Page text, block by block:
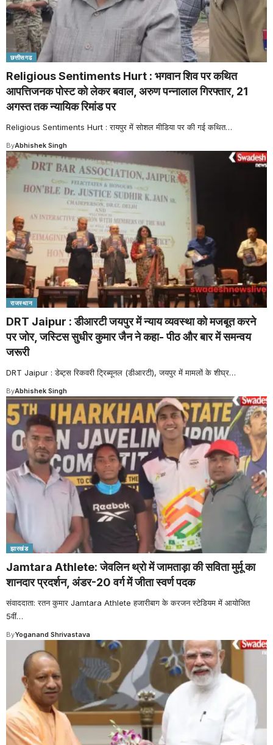
छत्तीसगढ
Religious Sentiments Hurt : भगवान शिव पर कथित
आपत्तिजनक पोस्ट को लेकर बवाल, अरुण पन्नालाल गिरफ्तार, 21
अगस्त तक न्यायिक रिमांड पर
Religious Sentiments Hurt : रायपुर में सोशल मीडिया पर की गई कथित…
ByAbhishek Singh
राजस्थान
DRT Jaipur : डीआरटी जयपुर में न्याय व्यवस्था को मजबूत करने
पर जोर, जस्टिस सुधीर कुमार जैन ने कहा- पीठ और बार में समन्वय
जरूरी
DRT Jaipur : डेब्ट्स रिकवरी ट्रिब्यूनल (डीआरटी), जयपुर में मामलों के शीघ्र…
ByAbhishek Singh
झारखंड
Jamtara Athlete: जेवलिन थ्रो में जामताड़ा की सविता मुर्मू का
शानदार प्रदर्शन, अंडर-20 वर्ग में जीता स्वर्ण पदक
संवाददाता: रतन कुमार Jamtara Athlete हजारीबाग के करजन स्टेडियम में आयोजित
5वीं…
ByYoganand Shrivastava